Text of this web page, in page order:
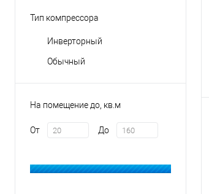
Тип компрессора
Инверторный
Обычный
На помещение до, кв.м
От До